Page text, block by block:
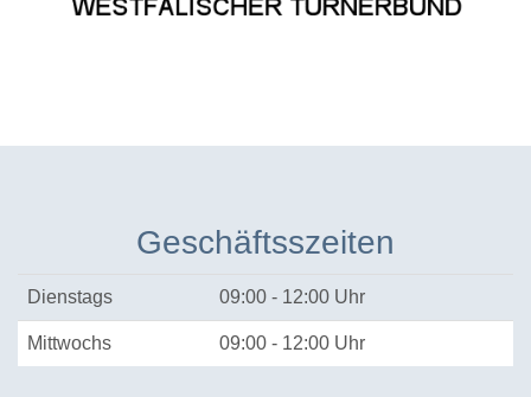
Geschäftsszeiten
Dienstags 09:00 - 12:00 Uhr
Mittwochs 09:00 - 12:00 Uhr